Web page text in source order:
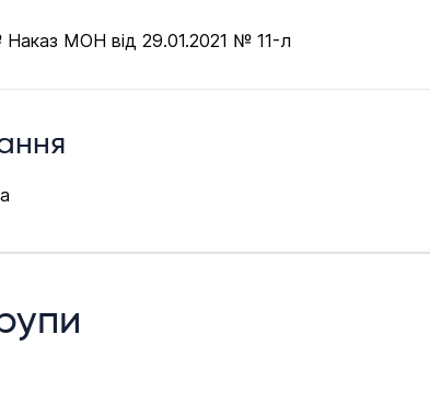
МОН від 29.01.2021 № 11-л